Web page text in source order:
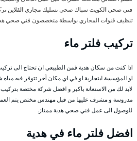
فني صحي الكويت سباك صحي تسليك مجاري القلاين
تنظيف قنوات المجاري بواسطة متخصصون فني صحي
تركيب فلتر ماء
اذا كنت من سكان هدية فمن الطبيعي ان تحتاج الى
او المؤسسة ابتجارية او في اي مكان آخر تتوفر فيه
لابد لك من الاستعانة باكبر و افضل شركة مختصة
مدروسة و مشرف عليها من قبل مهندس مختص يتم العمل
للوصول الى عمل فني صحي هدية ممتاز.
افضل فلتر ماء في هدية